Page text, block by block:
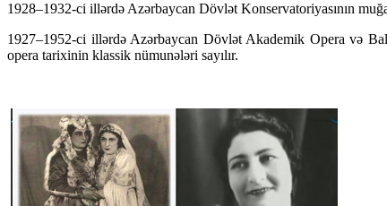
1928–1932-ci illərdə Azərbaycan Dövlət Konservatoriyasının
1927–1952-ci illərdə Azərbaycan Dövlət Akademik Opera və
opera tarixinin klassik nümunələri sayılır.